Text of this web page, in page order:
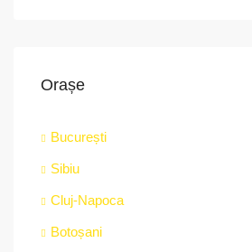
Orașe
București
Sibiu
Cluj-Napoca
Botoșani